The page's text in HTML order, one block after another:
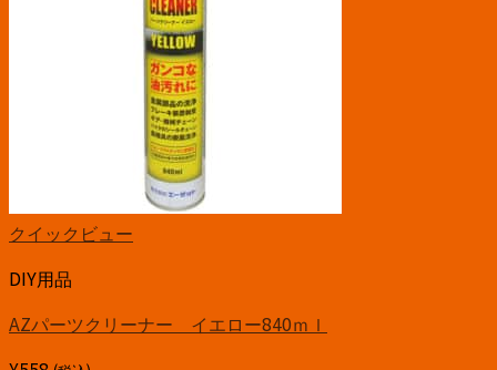
クイックビュー
DIY用品
AZパーツクリーナー イエロー840ｍｌ